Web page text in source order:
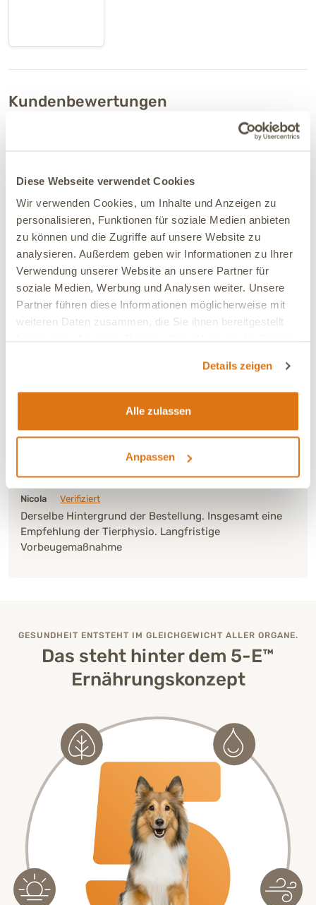
Diese Webseite verwendet Cookies
Wir verwenden Cookies, um Inhalte und Anzeigen zu
personalisieren, Funktionen für soziale Medien anbieten
zu können und die Zugriffe auf unsere Website zu
analysieren. Außerdem geben wir Informationen zu Ihrer
Verwendung unserer Website an unsere Partner für
soziale Medien, Werbung und Analysen weiter. Unsere
Partner führen diese Informationen möglicherweise mit
weiteren Daten zusammen, die Sie ihnen bereitgestellt
Details zeigen
Alle zulassen
Anpassen
Kundenbewertungen
für "ARTHRO TAB CAT – 60 Tabletten"
Ich hab eine 15 Jahre alte Katze mit Arthrose und muss
sagen das Produkt ist sehr sehr gut. Sie springt wieder
als wäre nichts gewesen,man muss nur dran bleiben.
Ich gebe meiner Katze 1 Tablette in der früh ins Maul. 👍
👍 Mega Produkt!!
Deutliche Verbesserung
Ja, ich empfehle dieses Produkt
29.09.2025
Nicola
Verifiziert
Derselbe Hintergrund der Bestellung. Insgesamt eine
Empfehlung der Tierphysio. Langfristige
Vorbeugemaßnahme
GESUNDHEIT ENTSTEHT IM GLEICHGEWICHT ALLER ORGANE.
Das steht hinter dem 5-E™
Ernährungskonzept